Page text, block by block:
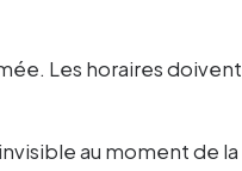
Les horaires doivent
au moment de la